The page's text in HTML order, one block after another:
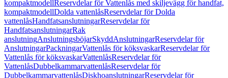
kompaktmodellReservdelar för Vattenlås med skiljevägg för handfat,
kompaktmodellDolda vattenlåsReservdelar för Dolda
vattenlåsHandfatsanslutningarReservdelar för
HandfatsanslutningarRak
anslutningAnslutningsböjarSkyddAnslutningarReservdelar för
AnslutningarPackningarVattenlås för köksvaskarReservdelar för
Vattenlås för köksvaskarVattenlåsReservdelar för
VattenlåsDubbelkammarvattenlåsReservdelar för
DubbelkammarvattenlåsDiskhoanslutningarReservdelar för